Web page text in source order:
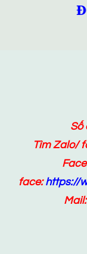
Số
Tìm Zalo/
face:https://